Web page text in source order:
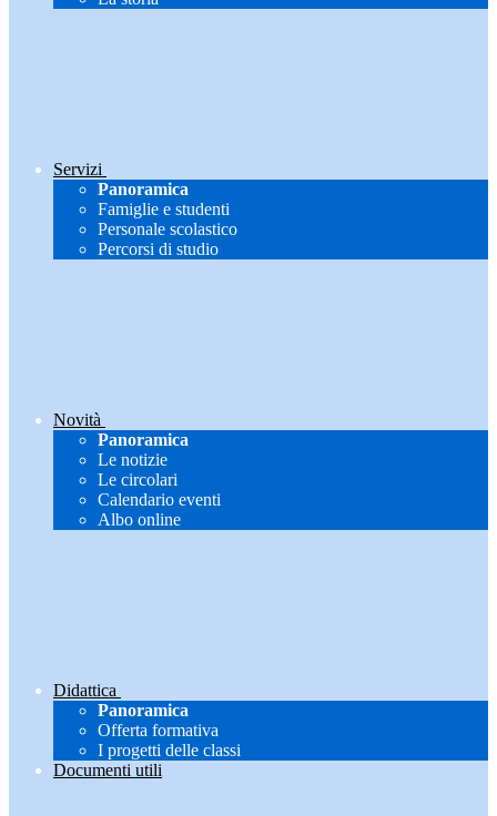
Servizi
Panoramica
Famiglie e studenti
Personale scolastico
Percorsi di studio
Novità
Panoramica
Le notizie
Le circolari
Calendario eventi
Albo online
Didattica
Panoramica
Offerta formativa
I progetti delle classi
Documenti utili